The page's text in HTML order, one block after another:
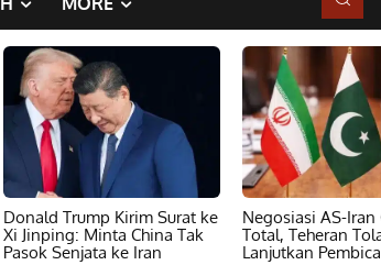
Donald Trump Kirim Surat ke
Xi Jinping: Minta China Tak
Pasok Senjata ke Iran
Negosiasi AS-Iran
Total, Teheran
Lanjutkan